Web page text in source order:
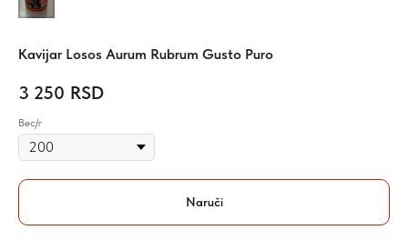
Kavijar Losos Aurum Rubrum Gusto Puro
3 250 RSD
Вес/г
Naruči